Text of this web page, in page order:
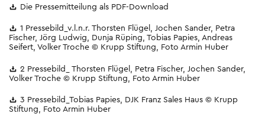
Die Pressemitteilung als PDF-Download
1 Pressebild_v.l.n.r. Thorsten Flügel, Jochen Sander, Petra
Fischer, Jörg Ludwig, Dunja Rüping, Tobias Papies, Andreas
Seifert, Volker Troche © Krupp Stiftung, Foto Armin Huber
2 Pressebild_ Thorsten Flügel, Petra Fischer, Jochen Sander,
Volker Troche © Krupp Stiftung, Foto Armin Huber
3 Pressebild_Tobias Papies, DJK Franz Sales Haus © Krupp
Stiftung, Foto Armin Huber